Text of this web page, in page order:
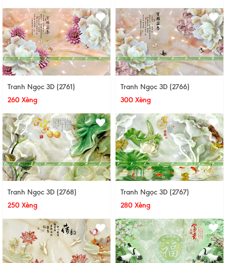
Tranh Ngọc 3D (2761)
260 Xèng
Tranh Ngọc 3D (2766)
300 Xèng
Tranh Ngọc 3D (2768)
250 Xèng
Tranh Ngọc 3D (2767)
280 Xèng